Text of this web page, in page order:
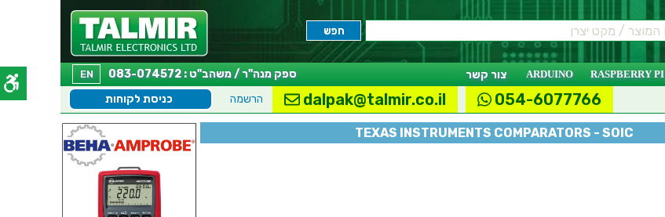
RASPBERRY PI
ARDUINO צור קשר EN
ספק מנה"ר / משהב"ט : 083-074572
כניסת לקוחות הרשמה dalpak@talmir.co.il 054-6077766
TEXAS INSTRUMENTS COMPARATORS - SOIC